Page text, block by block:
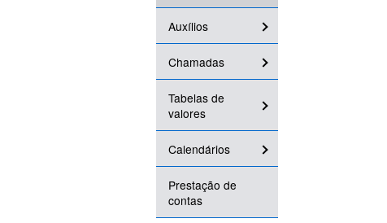
Auxílios
Chamadas
Tabelas de
valores
Calendários
Prestação de
contas